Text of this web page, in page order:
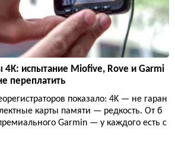
4K: испытание Miofive, Rove и Garmi
переплатить
показало: 4K — не гаран
карты памяти — редкость. От б
Garmin — у каждого есть с